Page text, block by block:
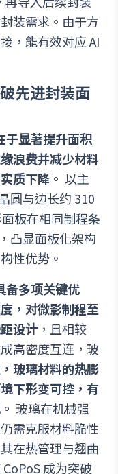
装需求。由于方
，能有效对应 AI
先进封装面
于显著提升面积
浪费并减少材料
质下降。 以主
圆与边长约 310
板在相同制程条
凸显面板化架构
性优势。
备多项关键优
，对微影制程至
设计 ，且相较
高密度互连，玻
玻璃材料的热膨
下形变可控，有
玻璃在机械强
需克服材料脆性
在热管理与翘曲
成为突破